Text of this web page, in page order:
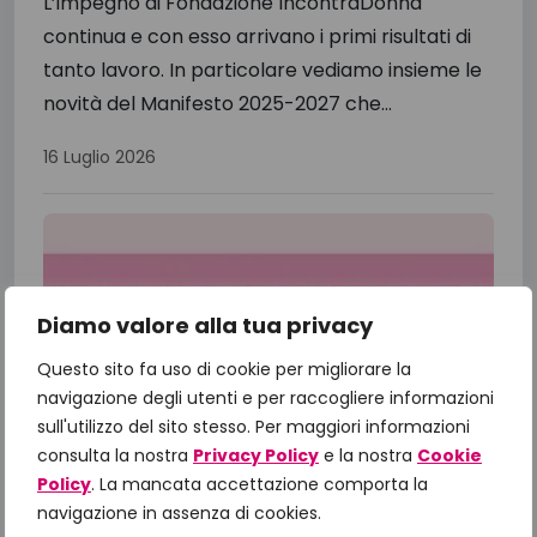
Diamo valore alla tua privacy
Questo sito fa uso di cookie per migliorare la
navigazione degli utenti e per raccogliere informazioni
sull'utilizzo del sito stesso. Per maggiori informazioni
consulta la nostra Privacy Policy e la nostra Cookie
Policy. La mancata accettazione comporta la
navigazione in assenza di cookies.
continua e con esso arrivano i primi risultati di
tanto lavoro. In particolare vediamo insieme le
novità del Manifesto 2025-2027 che...
16 Luglio 2026